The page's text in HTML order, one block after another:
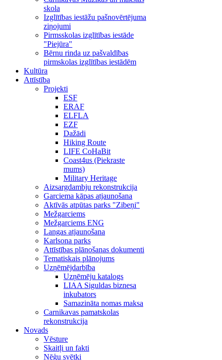
skola
Izglītības iestāžu pašnovērtējuma
ziņojumi
Pirmsskolas izglītības iestāde
"Piejūra"
Bērnu rinda uz pašvaldības
pirmskolas izglītības iestādēm
Kultūra
Attīstība
Projekti
ESF
ERAF
ELFLA
EZF
Dažādi
Hiking Route
LIFE CoHaBit
Coast4us (Piekraste
mums)
Military Heritage
Aizsargdambju rekonstrukcija
Garciema kāpas atjaunošana
Aktīvās atpūtas parks "Zibeņi"
Mežgarciems
Mežgarciems ENG
Langas atjaunošana
Karlsona parks
Attīstības plānošanas dokumenti
Tematiskais plānojums
Uzņēmējdarbība
Uzņēmēju katalogs
LIAA Siguldas biznesa
inkubators
Samazināta nomas maksa
Carnikavas pamatskolas
rekonstrukcija
Novads
Vēsture
Skaitļi un fakti
Nēģu svētki